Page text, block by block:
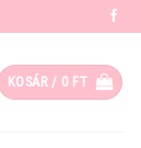
KOSÁR / 0 FT